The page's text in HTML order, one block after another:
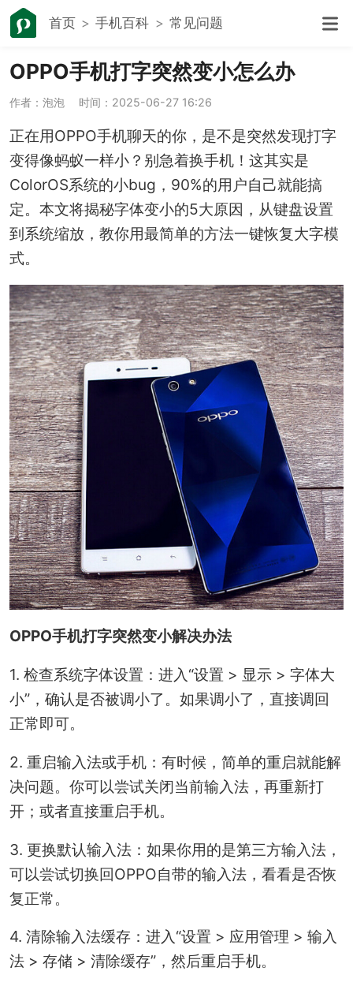
首页 手机百科 常见问题
OPPO手机打字突然变小怎么办
作者：泡泡 时间：2025-06-27 16:26
正在用OPPO手机聊天的你，是不是突然发现打字
变得像蚂蚁一样小？别急着换手机！这其实是
ColorOS系统的小bug，90%的用户自己就能搞
定。本文将揭秘字体变小的5大原因，从键盘设置
到系统缩放，教你用最简单的方法一键恢复大字模
式。
OPPO手机打字突然变小解决办法
1. 检查系统字体设置：进入“设置 > 显示 > 字体大
小”，确认是否被调小了。如果调小了，直接调回
正常即可。
2. 重启输入法或手机：有时候，简单的重启就能解
决问题。你可以尝试关闭当前输入法，再重新打
开；或者直接重启手机。
3. 更换默认输入法：如果你用的是第三方输入法，
可以尝试切换回OPPO自带的输入法，看看是否恢
复正常。
4. 清除输入法缓存：进入“设置 > 应用管理 > 输入
法 > 存储 > 清除缓存”，然后重启手机。